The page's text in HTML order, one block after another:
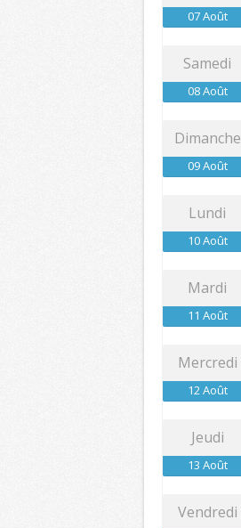
07 Août
Samedi
08 Août
Dimanche
09 Août
Lundi
10 Août
Mardi
11 Août
Mercredi
12 Août
Jeudi
13 Août
Vendredi